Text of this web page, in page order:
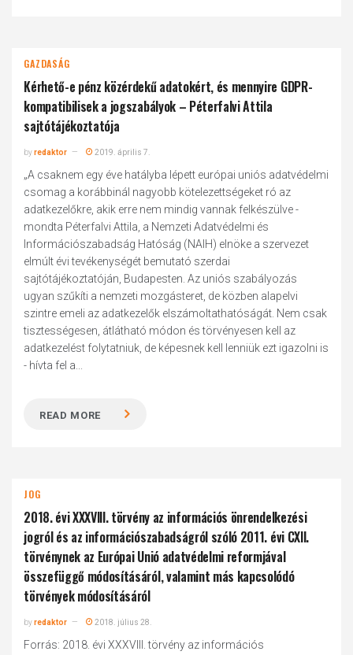
GAZDASÁG
Kérhető-e pénz közérdekű adatokért, és mennyire GDPR-
kompatibilisek a jogszabályok – Péterfalvi Attila
sajtótájékoztatója
byredaktor 2019. április 7.
„A csaknem egy éve hatályba lépett európai uniós adatvédelmi
csomag a korábbinál nagyobb kötelezettségeket ró az
adatkezelőkre, akik erre nem mindig vannak felkészülve -
mondta Péterfalvi Attila, a Nemzeti Adatvédelmi és
Információszabadság Hatóság (NAIH) elnöke a szervezet
elmúlt évi tevékenységét bemutató szerdai
sajtótájékoztatóján, Budapesten. Az uniós szabályozás
ugyan szűkíti a nemzeti mozgásteret, de közben alapelvi
szintre emeli az adatkezelők elszámoltathatóságát. Nem csak
tisztességesen, átlátható módon és törvényesen kell az
adatkezelést folytatniuk, de képesnek kell lenniük ezt igazolni is
- hívta fel a...
READ MORE
JOG
2018. évi XXXVIII. törvény az információs önrendelkezési
jogról és az információszabadságról szóló 2011. évi CXII.
törvénynek az Európai Unió adatvédelmi reformjával
összefüggő módosításáról, valamint más kapcsolódó
törvények módosításáról
byredaktor 2018. július 28.
Forrás: 2018. évi XXXVIII. törvény az információs